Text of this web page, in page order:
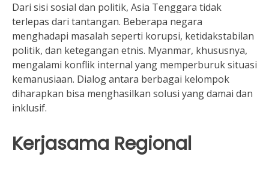
Dari sisi sosial dan politik, Asia Tenggara tidak
terlepas dari tantangan. Beberapa negara
menghadapi masalah seperti korupsi, ketidakstabilan
politik, dan ketegangan etnis. Myanmar, khususnya,
mengalami konflik internal yang memperburuk situasi
kemanusiaan. Dialog antara berbagai kelompok
diharapkan bisa menghasilkan solusi yang damai dan
inklusif.
Kerjasama Regional